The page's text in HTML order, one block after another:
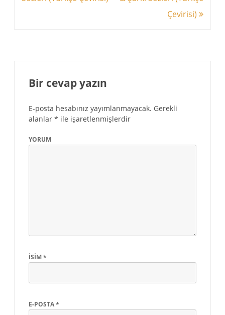
Çevirisi)
Bir cevap yazın
E-posta hesabınız yayımlanmayacak. Gerekli
alanlar * ile işaretlenmişlerdir
YORUM
İSIM*
E-POSTA*